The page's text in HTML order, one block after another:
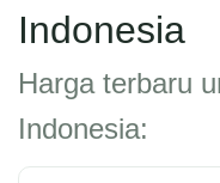
Indonesia
Harga terbaru
Indonesia: